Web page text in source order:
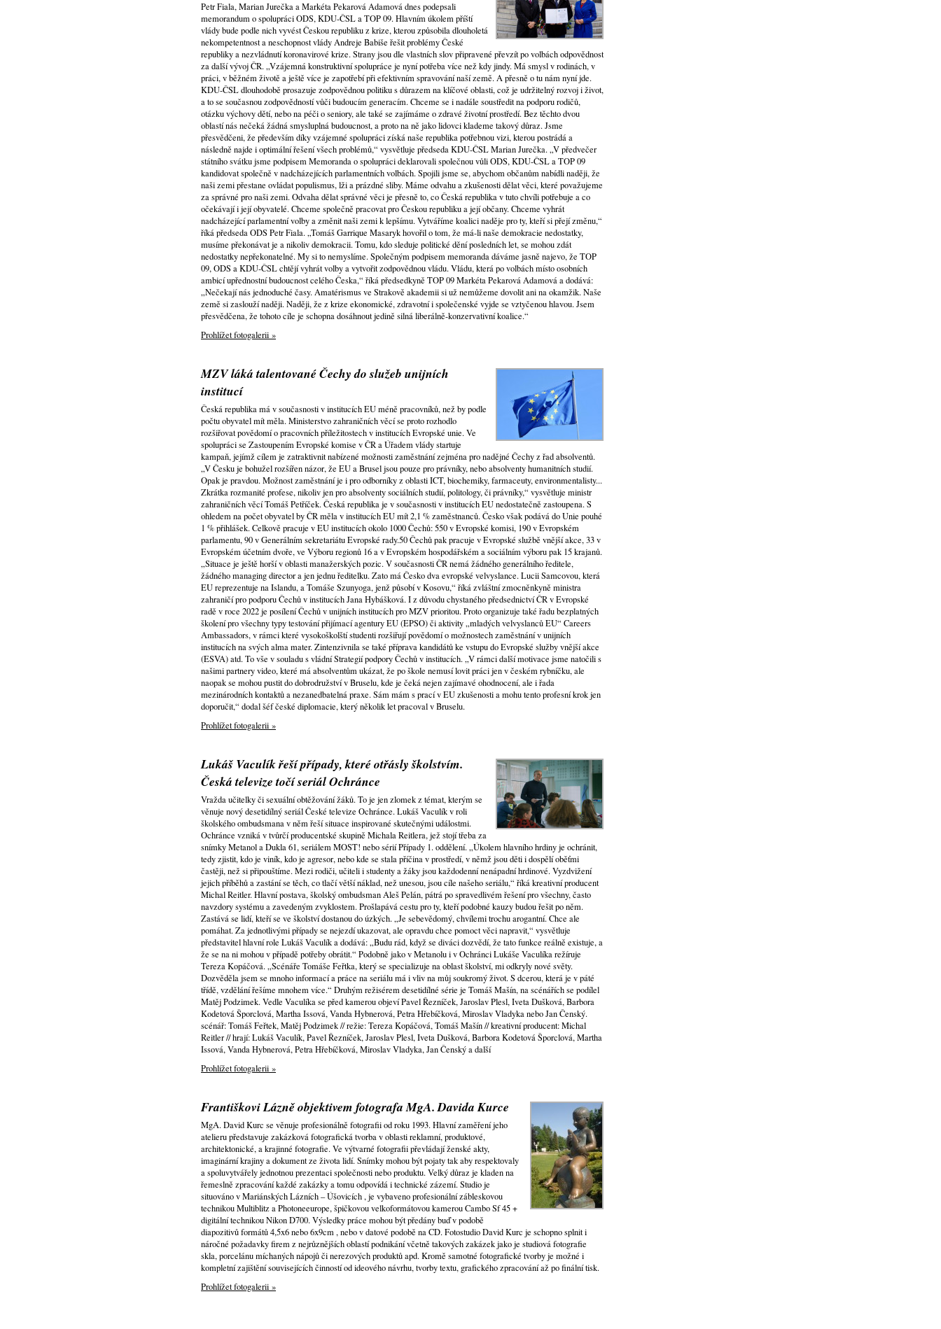
Petr Fiala, Marian Jurečka a Markéta Pekarová Adamová dnes podepsali
memorandum o spolupráci ODS, KDU-ČSL a TOP 09. Hlavním úkolem příští
vlády bude podle nich vyvést Českou republiku z krize, kterou způsobila dlouholetá
nekompetentnost a neschopnost vlády Andreje Babiše řešit problémy České
republiky a nezvládnutí koronavirové krize. Strany jsou dle vlastních slov připravené převzít po volbách odpovědnost
za další vývoj ČR. „Vzájemná konstruktivní spolupráce je nyní potřeba více než kdy jindy. Má smysl v rodinách, v
práci, v běžném životě a ještě více je zapotřebí při efektivním spravování naší země. A přesně o tu nám nyní jde.
KDU-ČSL dlouhodobě prosazuje zodpovědnou politiku s důrazem na klíčové oblasti, což je udržitelný rozvoj i život,
a to se současnou zodpovědností vůči budoucím generacím. Chceme se i nadále soustředit na podporu rodičů,
otázku výchovy dětí, nebo na péči o seniory, ale také se zajímáme o zdravé životní prostředí. Bez těchto dvou
oblastí nás nečeká žádná smysluplná budoucnost, a proto na ně jako lidovci klademe takový důraz. Jsme
přesvědčeni, že především díky vzájemné spolupráci získá naše republika potřebnou vizi, kterou postrádá a
následně najde i optimální řešení všech problémů,“ vysvětluje předseda KDU-ČSL Marian Jurečka. „V předvečer
státního svátku jsme podpisem Memoranda o spolupráci deklarovali společnou vůli ODS, KDU-ČSL a TOP 09
kandidovat společně v nadcházejících parlamentních volbách. Spojili jsme se, abychom občanům nabídli naději, že
naši zemi přestane ovládat populismus, lži a prázdné sliby. Máme odvahu a zkušenosti dělat věci, které považujeme
za správné pro naši zemi. Odvaha dělat správné věci je přesně to, co Česká republika v tuto chvíli potřebuje a co
očekávají i její obyvatelé. Chceme společně pracovat pro Českou republiku a její občany. Chceme vyhrát
nadcházející parlamentní volby a změnit naši zemi k lepšímu. Vytváříme koalici naděje pro ty, kteří si přejí změnu,“
říká předseda ODS Petr Fiala. „Tomáš Garrique Masaryk hovořil o tom, že má-li naše demokracie nedostatky,
musíme překonávat je a nikoliv demokracii. Tomu, kdo sleduje politické dění posledních let, se mohou zdát
nedostatky nepřekonatelné. My si to nemyslíme. Společným podpisem memoranda dáváme jasně najevo, že TOP
09, ODS a KDU-ČSL chtějí vyhrát volby a vytvořit zodpovědnou vládu. Vládu, která po volbách místo osobních
ambicí upřednostní budoucnost celého Česka,“ říká předsedkyně TOP 09 Markéta Pekarová Adamová a dodává:
„Nečekají nás jednoduché časy. Amatérismus ve Strakově akademii si už nemůžeme dovolit ani na okamžik. Naše
země si zaslouží naději. Naději, že z krize ekonomické, zdravotní i společenské vyjde se vztyčenou hlavou. Jsem
přesvědčena, že tohoto cíle je schopna dosáhnout jedině silná liberálně-konzervativní koalice.“
Prohlížet fotogalerii »
MZV láká talentované Čechy do služeb unijních
institucí
Česká republika má v současnosti v institucích EU méně pracovníků, než by podle
počtu obyvatel mít měla. Ministerstvo zahraničních věcí se proto rozhodlo
rozšiřovat povědomí o pracovních příležitostech v institucích Evropské unie. Ve
spolupráci se Zastoupením Evropské komise v ČR a Úřadem vlády startuje
kampaň, jejímž cílem je zatraktivnit nabízené možnosti zaměstnání zejména pro nadějné Čechy z řad absolventů.
„V Česku je bohužel rozšířen názor, že EU a Brusel jsou pouze pro právníky, nebo absolventy humanitních studií.
Opak je pravdou. Možnost zaměstnání je i pro odborníky z oblasti ICT, biochemiky, farmaceuty, environmentalisty...
Zkrátka rozmanité profese, nikoliv jen pro absolventy sociálních studií, politology, či právníky,“ vysvětluje ministr
zahraničních věcí Tomáš Petříček. Česká republika je v současnosti v institucích EU nedostatečně zastoupena. S
ohledem na počet obyvatel by ČR měla v institucích EU mít 2,1 % zaměstnanců. Česko však podává do Unie pouhé
1 % přihlášek. Celkově pracuje v EU institucích okolo 1000 Čechů: 550 v Evropské komisi, 190 v Evropském
parlamentu, 90 v Generálním sekretariátu Evropské rady.50 Čechů pak pracuje v Evropské službě vnější akce, 33 v
Evropském účetním dvoře, ve Výboru regionů 16 a v Evropském hospodářském a sociálním výboru pak 15 krajanů.
„Situace je ještě horší v oblasti manažerských pozic. V současnosti ČR nemá žádného generálního ředitele,
žádného managing director a jen jednu ředitelku. Zato má Česko dva evropské velvyslance. Lucii Samcovou, která
EU reprezentuje na Islandu, a Tomáše Szunyoga, jenž působí v Kosovu,“ říká zvláštní zmocněnkyně ministra
zahraničí pro podporu Čechů v institucích Jana Hybášková. I z důvodu chystaného předsednictví ČR v Evropské
radě v roce 2022 je posílení Čechů v unijních institucích pro MZV prioritou. Proto organizuje také řadu bezplatných
školení pro všechny typy testování přijímací agentury EU (EPSO) či aktivity „mladých velvyslanců EU“ Careers
Ambassadors, v rámci které vysokoškolští studenti rozšiřují povědomí o možnostech zaměstnání v unijních
institucích na svých alma mater. Zintenzivnila se také příprava kandidátů ke vstupu do Evropské služby vnější akce
(ESVA) atd. To vše v souladu s vládní Strategií podpory Čechů v institucích. „V rámci další motivace jsme natočili s
našimi partnery video, které má absolventům ukázat, že po škole nemusí lovit práci jen v českém rybníčku, ale
naopak se mohou pustit do dobrodružství v Bruselu, kde je čeká nejen zajímavé ohodnocení, ale i řada
mezinárodních kontaktů a nezanedbatelná praxe. Sám mám s prací v EU zkušenosti a mohu tento profesní krok jen
doporučit,“ dodal šéf české diplomacie, který několik let pracoval v Bruselu.
Prohlížet fotogalerii »
Lukáš Vaculík řeší případy, které otřásly školstvím.
Česká televize točí seriál Ochránce
Vražda učitelky či sexuální obtěžování žáků. To je jen zlomek z témat, kterým se
věnuje nový desetidílný seriál České televize Ochránce. Lukáš Vaculík v roli
školského ombudsmana v něm řeší situace inspirované skutečnými událostmi.
Ochránce vzniká v tvůrčí producentské skupině Michala Reitlera, jež stojí třeba za
snímky Metanol a Dukla 61, seriálem MOST! nebo sérií Případy 1. oddělení. „Úkolem hlavního hrdiny je ochránit,
tedy zjistit, kdo je viník, kdo je agresor, nebo kde se stala příčina v prostředí, v němž jsou děti i dospělí oběťmi
častěji, než si připouštíme. Mezi rodiči, učiteli i studenty a žáky jsou každodenní nenápadní hrdinové. Vyzdvižení
jejich příběhů a zastání se těch, co tlačí větší náklad, než unesou, jsou cíle našeho seriálu,“ říká kreativní producent
Michal Reitler. Hlavní postava, školský ombudsman Aleš Pelán, pátrá po spravedlivém řešení pro všechny, často
navzdory systému a zavedeným zvyklostem. Prošlapává cestu pro ty, kteří podobné kauzy budou řešit po něm.
Zastává se lidí, kteří se ve školství dostanou do úzkých. „Je sebevědomý, chvílemi trochu arogantní. Chce ale
pomáhat. Za jednotlivými případy se nejezdí ukazovat, ale opravdu chce pomoct věci napravit,“ vysvětluje
představitel hlavní role Lukáš Vaculík a dodává: „Budu rád, když se diváci dozvědí, že tato funkce reálně existuje, a
že se na ni mohou v případě potřeby obrátit.“ Podobně jako v Metanolu i v Ochránci Lukáše Vaculíka režíruje
Tereza Kopáčová. „Scénáře Tomáše Feřtka, který se specializuje na oblast školství, mi odkryly nové světy.
Dozvěděla jsem se mnoho informací a práce na seriálu má i vliv na můj soukromý život. S dcerou, která je v páté
třídě, vzdělání řešíme mnohem více.“ Druhým režisérem desetidílné série je Tomáš Mašín, na scénářích se podílel
Matěj Podzimek. Vedle Vaculíka se před kamerou objeví Pavel Řezníček, Jaroslav Plesl, Iveta Dušková, Barbora
Kodetová Šporclová, Martha Issová, Vanda Hybnerová, Petra Hřebíčková, Miroslav Vladyka nebo Jan Čenský.
scénář: Tomáš Feřtek, Matěj Podzimek // režie: Tereza Kopáčová, Tomáš Mašín // kreativní producent: Michal
Reitler // hrají: Lukáš Vaculík, Pavel Řezníček, Jaroslav Plesl, Iveta Dušková, Barbora Kodetová Šporclová, Martha
Issová, Vanda Hybnerová, Petra Hřebíčková, Miroslav Vladyka, Jan Čenský a další
Prohlížet fotogalerii »
Františkovi Lázně objektivem fotografa MgA. Davida Kurce
MgA. David Kurc se věnuje profesionálně fotografii od roku 1993. Hlavní zaměření jeho
atelieru představuje zakázková fotografická tvorba v oblasti reklamní, produktové,
architektonické, a krajinné fotografie. Ve výtvarné fotografii převládají ženské akty,
imaginární krajiny a dokument ze života lidí. Snímky mohou být pojaty tak aby respektovaly
a spoluvytvářely jednotnou prezentaci společnosti nebo produktu. Velký důraz je kladen na
řemeslně zpracování každé zakázky a tomu odpovídá i technické zázemí. Studio je
situováno v Mariánských Lázních – Úšovicích , je vybaveno profesionální zábleskovou
technikou Multiblitz a Photoneeurope, špičkovou velkoformátovou kamerou Cambo Sf 45 +
digitální technikou Nikon D700. Výsledky práce mohou být předány buď v podobě
diapozitivů formátů 4,5x6 nebo 6x9cm , nebo v datové podobě na CD. Fotostudio David Kurc je schopno splnit i
náročné požadavky firem z nejrůznějších oblastí podnikání včetně takových zakázek jako je studiová fotografie
skla, porcelánu míchaných nápojů či nerezových produktů apd. Kromě samotné fotografické tvorby je možné i
kompletní zajištění souvisejících činností od ideového návrhu, tvorby textu, grafického zpracování až po finální tisk.
Prohlížet fotogalerii »